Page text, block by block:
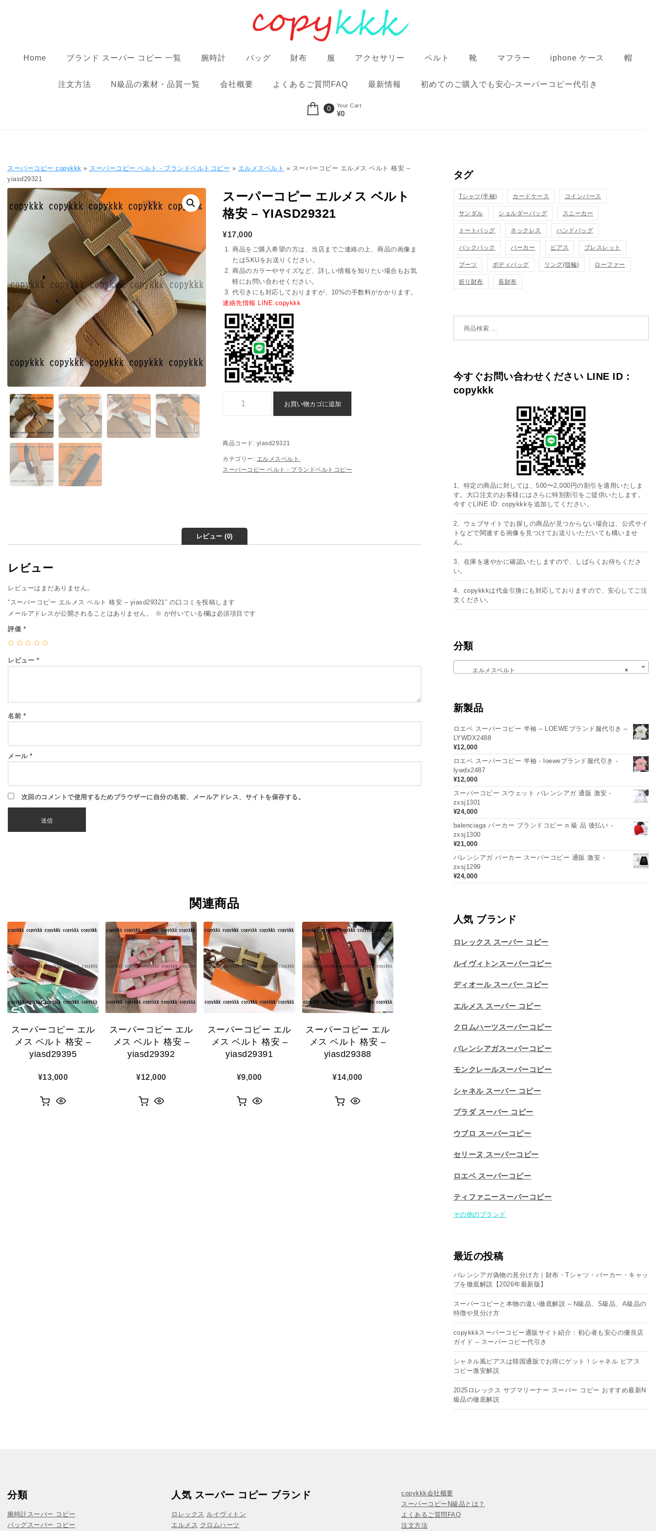
Home ブランド スーパー コピー 一覧 腕時計 バッグ 財布 服 アクセサリー ベルト 靴 マフラー iphone ケース 帽
注文方法 N級品の素材・品質一覧 会社概要 よくあるご質問FAQ 最新情報 初めてのご購入でも安心-スーパーコピー代引き
0 Your Cart
¥0
スーパーコピー copykkk » スーパーコピー ベルト - ブランドベルトコピー » エルメスベルト » スーパーコピー エルメス ベルト 格安 –
yiasd29321
スーパーコピー エルメス ベルト
格安 – YIASD29321
¥17,000
商品をご購入希望の方は、当店までご連絡の上、商品の画像ま
たはSKUをお送りください。
商品のカラーやサイズなど、詳しい情報を知りたい場合もお気
軽にお問い合わせください。
代引きにも対応しておりますが、10%の手数料がかかります。
連絡先情報 LINE:copykkk
お買い物カゴに追加
商品コード: yiasd29321
カテゴリー: エルメスベルト
スーパーコピー ベルト - ブランドベルトコピー
レビュー (0)
レビュー
レビューはまだありません。
“スーパーコピー エルメス ベルト 格安 – yiasd29321” の口コミを投稿します
メールアドレスが公開されることはありません。
※ が付いている欄は必須項目です
評価 *
レビュー *
名前 *
メール *
次回のコメントで使用するためブラウザーに自分の名前、メールアドレス、サイトを保存する。
関連商品
スーパーコピー エル
メス ベルト 格安 –
yiasd29395
¥13,000
スーパーコピー エル
メス ベルト 格安 –
yiasd29392
¥12,000
スーパーコピー エル
メス ベルト 格安 –
yiasd29391
¥9,000
スーパーコピー エル
メス ベルト 格安 –
yiasd29388
¥14,000
タグ
Tシャツ(半袖) カードケース コインパース
サンダル ショルダーバッグ スニーカー
トートバッグ ネックレス ハンドバッグ
バックパック パーカー ピアス ブレスレット
ブーツ ボディバッグ リング(指輪) ローファー
折り財布 長財布
今すぐお問い合わせください LINE ID：
copykkk
1、特定の商品に対しては、500〜2,000円の割引を適用いたしま
す。大口注文のお客様にはさらに特別割引をご提供いたします。
今すぐLINE ID: copykkkを追加してください。
2、ウェブサイトでお探しの商品が見つからない場合は、公式サイ
トなどで関連する画像を見つけてお送りいただいても構いませ
ん。
3、在庫を速やかに確認いたしますので、しばらくお待ちくださ
い。
4、copykkkは代金引換にも対応しておりますので、安心してご注
文ください。
分類
×
エルメスベルト
新製品
ロエベ スーパーコピー 半袖 – LOEWEブランド服代引き –
LYWDX2488
¥12,000
ロエベ スーパーコピー 半袖 - loeweブランド服代引き -
lywdx2487
¥12,000
スーパーコピー スウェット バレンシアガ 通販 激安 -
zxsj1301
¥24,000
balenciaga パーカー ブランドコピー n 級 品 後払い -
zxsj1300
¥21,000
バレンシアガ パーカー スーパーコピー 通販 激安 -
zxsj1299
¥24,000
人気 ブランド
ロレックス スーパー コピー
ルイヴィトンスーパーコピー
ディオール スーパー コピー
エルメス スーパー コピー
クロムハーツスーパーコピー
バレンシアガスーパーコピー
モンクレールスーパーコピー
シャネル スーパー コピー
プラダ スーパー コピー
ウブロ スーパーコピー
セリーヌ スーパーコピー​
ロエベ スーパーコピー
ティファニースーパーコピー
その他のブランド
最近の投稿
バレンシアガ偽物の見分け方｜財布・Tシャツ・パーカー・キャッ
プを徹底解説【2026年最新版】
スーパーコピーと本物の違い徹底解説 – N級品、S級品、A級品の
特徴や見分け方
copykkkスーパーコピー通販サイト紹介：初心者も安心の優良店
ガイド – スーパーコピー代引き
シャネル風ピアスは韓国通販でお得にゲット！シャネル ピアス
コピー​激安解説
2025ロレックス サブマリーナー スーパー コピー おすすめ最新N
級品の徹底解説
分類
腕時計スーパー コピー
バッグスーパー コピー
人気 スーパー コピー ブランド
ロレックス ルイヴィトン
エルメス クロムハーツ
copykkk会社概要
スーパーコピーN級品とは？
よくあるご質問FAQ
注文方法